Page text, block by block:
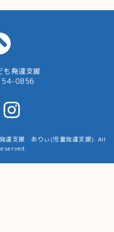
も発達支援
0856
達支援 ありぃ(児童発達支援). All